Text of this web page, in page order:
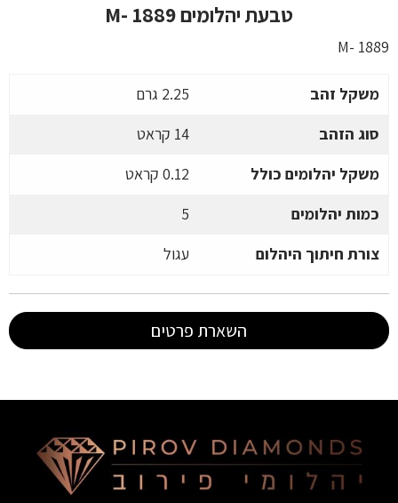
טבעת יהלומים M- 1889
M- 1889
משקל זהב
2.25 גרם
סוג הזהב
14 קראט
משקל יהלומים כולל
0.12 קראט
כמות יהלומים
5
צורת חיתוך היהלום
עגול
השארת פרטים